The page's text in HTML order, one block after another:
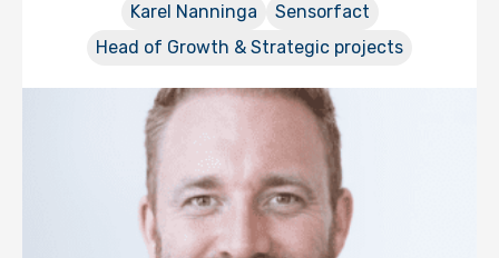
Karel Nanninga
Sensorfact
Head of Growth & Strategic projects